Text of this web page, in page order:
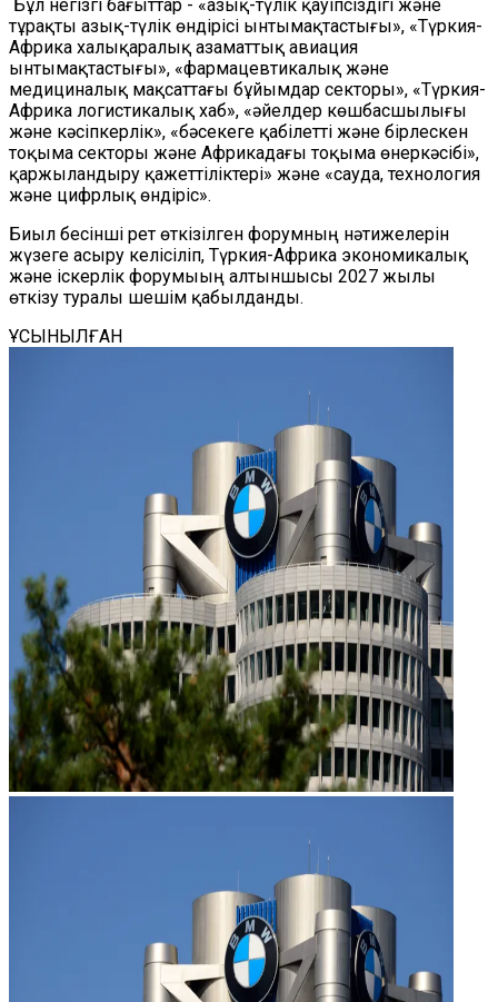
Бұл негізгі бағыттар - «азық-түлік қауіпсіздігі және
тұрақты азық-түлік өндірісі ынтымақтастығы», «Түркия-
Африка халықаралық азаматтық авиация
ынтымақтастығы», «фармацевтикалық және
медициналық мақсаттағы бұйымдар секторы», «Түркия-
Африка логистикалық хаб», «әйелдер көшбасшылығы
және кәсіпкерлік», «бәсекеге қабілетті және бірлескен
тоқыма секторы және Африкадағы тоқыма өнеркәсібі»,
қаржыландыру қажеттіліктері» және «сауда, технология
және цифрлық өндіріс».
Биыл бесінші рет өткізілген форумның нәтижелерін
жүзеге асыру келісіліп, Түркия-Африка экономикалық
және іскерлік форумыың алтыншысы 2027 жылы
өткізу туралы шешім қабылданды.
ҰСЫНЫЛҒАН